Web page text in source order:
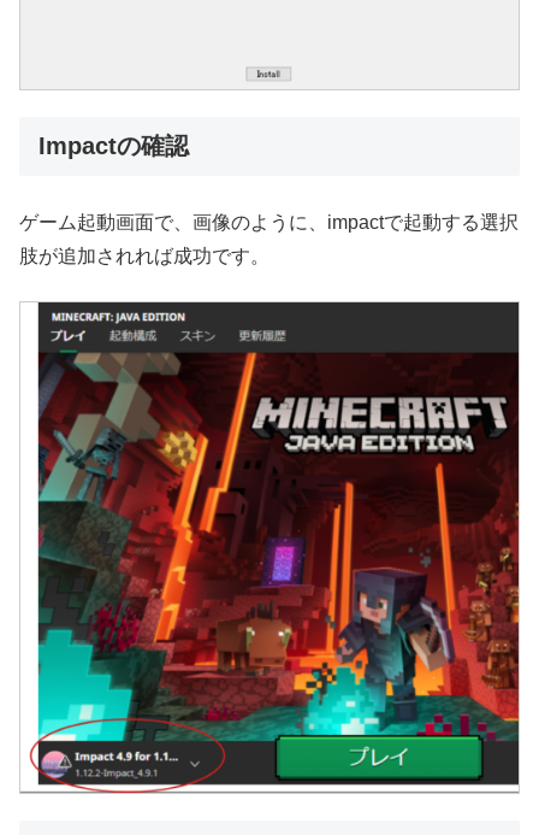
Impactの確認
ゲーム起動画面で、画像のように、impactで起動する選択
肢が追加されれば成功です。